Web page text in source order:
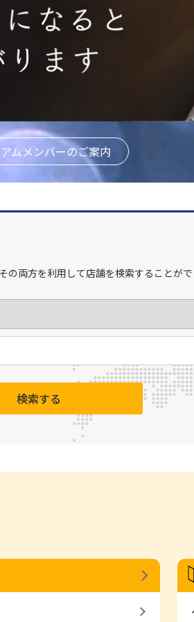
ムメンバーのご案内
の両方を利用して店舗を検索することが
検索する